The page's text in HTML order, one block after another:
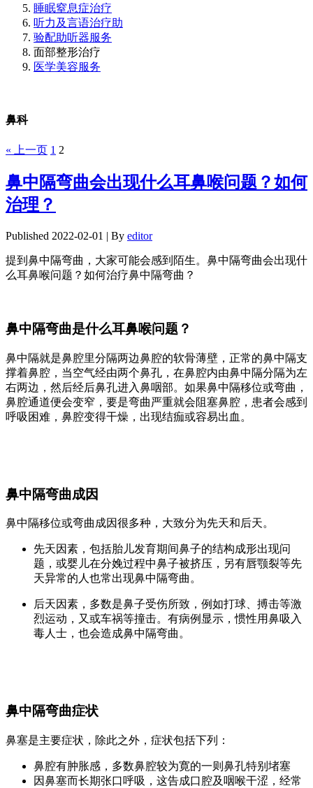
睡眠窒息症治疗
听力及言语治疗助
验配助听器服务
面部整形治疗
医学美容服务
鼻科
« 上一页 1 2
鼻中隔弯曲会出现什么耳鼻喉问题？如何
治理？
Published 2022-02-01 | By editor
提到鼻中隔弯曲，大家可能会感到陌生。鼻中隔弯曲会出现什
么耳鼻喉问题？如何治疗鼻中隔弯曲？
鼻中隔弯曲是什么耳鼻喉问题？
鼻中隔就是鼻腔里分隔两边鼻腔的软骨薄壁，正常的鼻中隔支
撑着鼻腔，当空气经由两个鼻孔，在鼻腔内由鼻中隔分隔为左
右两边，然后经后鼻孔进入鼻咽部。如果鼻中隔移位或弯曲，
鼻腔通道便会变窄，要是弯曲严重就会阻塞鼻腔，患者会感到
呼吸困难，鼻腔变得干燥，出现结痂或容易出血。
鼻中隔弯曲成因
鼻中隔移位或弯曲成因很多种，大致分为先天和后天。
先天因素，包括胎儿发育期间鼻子的结构成形出现问
题，或婴儿在分娩过程中鼻子被挤压，另有唇颚裂等先
天异常的人也常出现鼻中隔弯曲。
后天因素，多数是鼻子受伤所致，例如打球、搏击等激
烈运动，又或车祸等撞击。有病例显示，惯性用鼻吸入
毒人士，也会造成鼻中隔弯曲。
鼻中隔弯曲症状
鼻塞是主要症状，除此之外，症状包括下列：
鼻腔有肿胀感，多数鼻腔较为寛的一则鼻孔特别堵塞
因鼻塞而长期张口呼吸，这告成口腔及咽喉干涩，经常